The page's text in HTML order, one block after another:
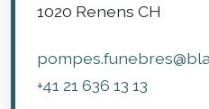
1020 Renens CH
+41 21 636 13 13